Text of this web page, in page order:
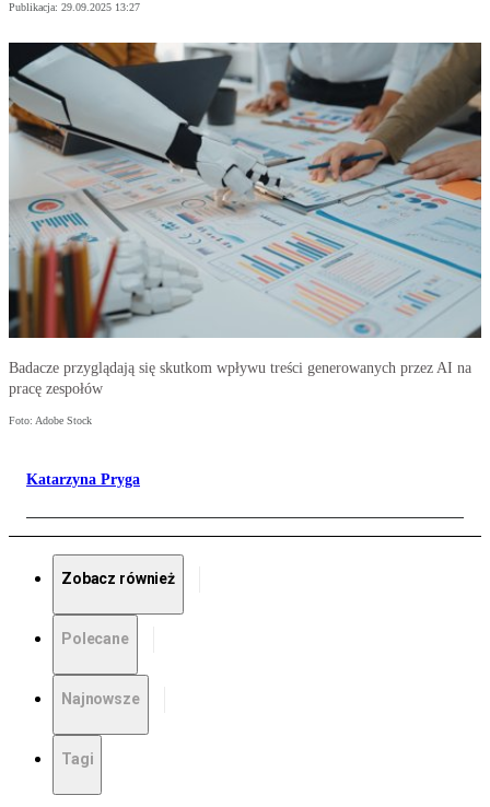
Publikacja: 29.09.2025 13:27
Badacze przyglądają się skutkom wpływu treści generowanych przez AI na
pracę zespołów
Foto: Adobe Stock
Katarzyna Pryga
Zobacz również
Polecane
Najnowsze
Tagi